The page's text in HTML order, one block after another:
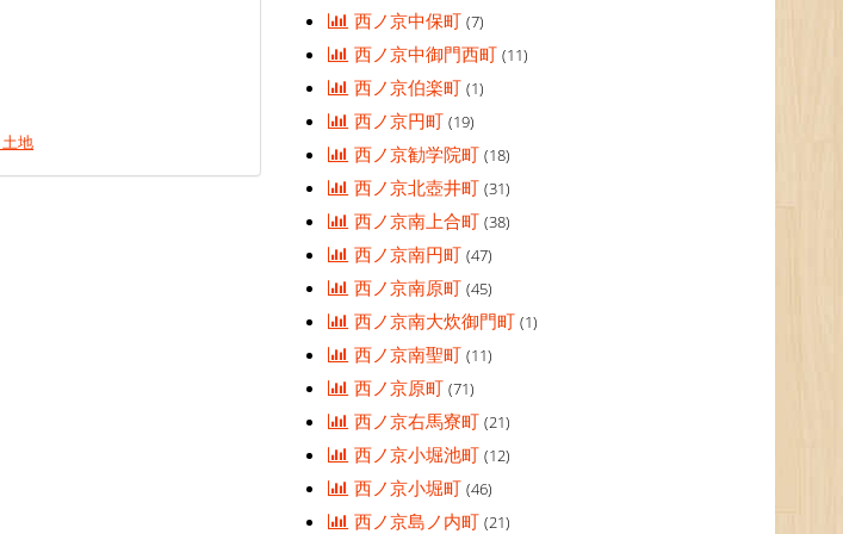
土地
西ノ京中保町(7)
西ノ京中御門西町(11)
西ノ京伯楽町(1)
西ノ京円町(19)
西ノ京勧学院町(18)
西ノ京北壺井町(31)
西ノ京南上合町(38)
西ノ京南円町(47)
西ノ京南原町(45)
西ノ京南大炊御門町(1)
西ノ京南聖町(11)
西ノ京原町(71)
西ノ京右馬寮町(21)
西ノ京小堀池町(12)
西ノ京小堀町(46)
西ノ京島ノ内町(21)